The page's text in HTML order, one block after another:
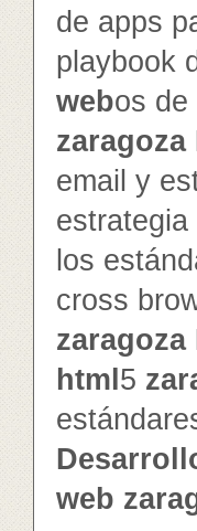
de apps
playbook
webos de
zaragoza
email y
estrategia
los
cross
zaragoza
html 5
web